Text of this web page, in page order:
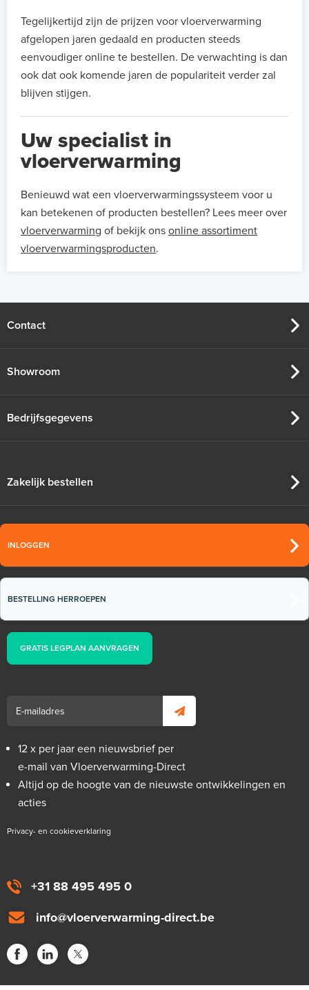
Tegelijkertijd zijn de prijzen voor vloerverwarming
afgelopen jaren gedaald en producten steeds
eenvoudiger online te bestellen. De verwachting is dan
ook dat ook komende jaren de populariteit verder zal
blijven stijgen.
Uw specialist in
vloerverwarming
Benieuwd wat een vloerverwarmingssysteem voor u
kan betekenen of producten bestellen? Lees meer over
vloerverwarming of bekijk ons online assortiment
vloerverwarmingsproducten.
+31 88 495 495 0
info@vloerverwarming-direct.be
Contact
Showroom
Bedrijfsgegevens
Zakelijk bestellen
INLOGGEN
BESTELLING HERROEPEN
GRATIS LEGPLAN AANVRAGEN
12 x per jaar een nieuwsbrief per
e-mail van Vloerverwarming-Direct
Altijd op de hoogte van de nieuwste ontwikkelingen en
acties
Privacy- en cookieverklaring